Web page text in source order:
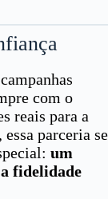
com o
reais para a
, essa parceria se
um
fidelidade